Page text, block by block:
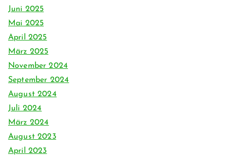
Juni 2025
Mai 2025
April 2025
März 2025
November 2024
September 2024
August 2024
Juli 2024
März 2024
August 2023
April 2023